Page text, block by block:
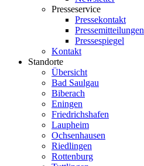
Presseservice
Pressekontakt
Pressemitteilungen
Pressespiegel
Kontakt
Standorte
Übersicht
Bad Saulgau
Biberach
Eningen
Friedrichshafen
Laupheim
Ochsenhausen
Riedlingen
Rottenburg